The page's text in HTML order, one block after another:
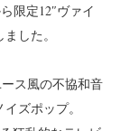
限定12″ヴァイ
した。
ス風の不協和音
ズポップ。